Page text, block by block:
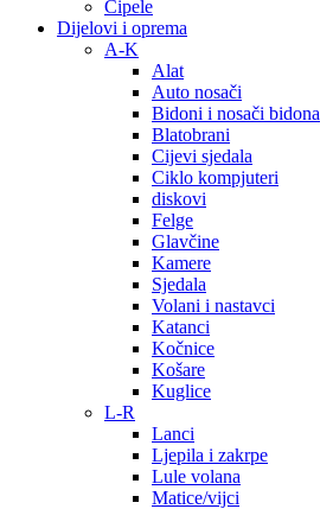
Cipele
Dijelovi i oprema
A-K
Alat
Auto nosači
Bidoni i nosači bidona
Blatobrani
Cijevi sjedala
Ciklo kompjuteri
diskovi
Felge
Glavčine
Kamere
Sjedala
Volani i nastavci
Katanci
Kočnice
Košare
Kuglice
L-R
Lanci
Ljepila i zakrpe
Lule volana
Matice/vijci